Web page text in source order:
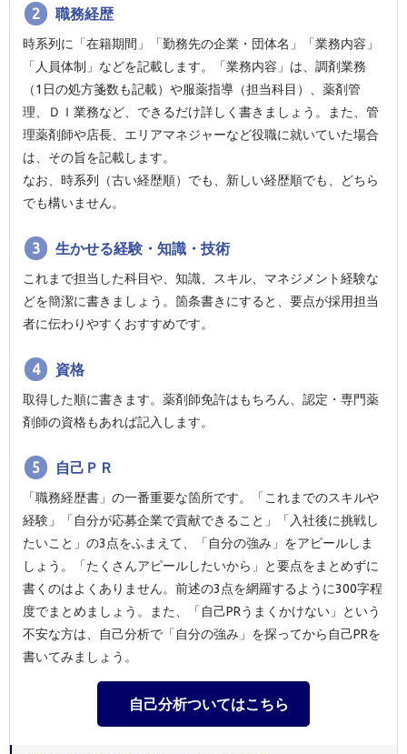
2 職務経歴
時系列に「在籍期間」「勤務先の企業・団体名」「業務内容」
「人員体制」などを記載します。「業務内容」は、調剤業務
（1日の処方箋数も記載）や服薬指導（担当科目）、薬剤管
理、ＤＩ業務など、できるだけ詳しく書きましょう。また、管
理薬剤師や店長、エリアマネジャーなど役職に就いていた場合
は、その旨を記載します。
なお、時系列（古い経歴順）でも、新しい経歴順でも、どちら
でも構いません。
3 生かせる経験・知識・技術
これまで担当した科目や、知識、スキル、マネジメント経験な
どを簡潔に書きましょう。箇条書きにすると、要点が採用担当
者に伝わりやすくおすすめです。
4 資格
取得した順に書きます。薬剤師免許はもちろん、認定・専門薬
剤師の資格もあれば記入します。
5 自己ＰＲ
「職務経歴書」の一番重要な箇所です。「これまでのスキルや
経験」「自分が応募企業で貢献できること」「入社後に挑戦し
たいこと」の3点をふまえて、「自分の強み」をアピールしま
しょう。「たくさんアピールしたいから」と要点をまとめずに
書くのはよくありません。前述の3点を網羅するように300字程
度でまとめましょう。また、「自己PRうまくかけない」という
不安な方は、自己分析で「自分の強み」を探ってから自己PRを
書いてみましょう。
自己分析ついてはこちら